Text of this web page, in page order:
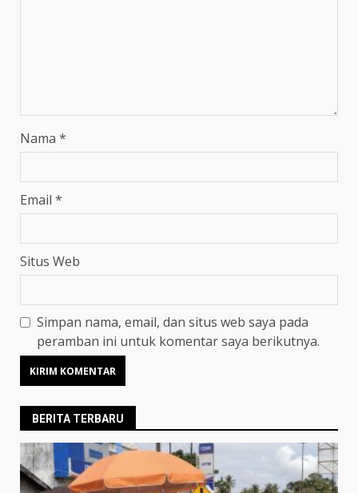
Nama *
Email *
Situs Web
Simpan nama, email, dan situs web saya pada
peramban ini untuk komentar saya berikutnya.
BERITA TERBARU